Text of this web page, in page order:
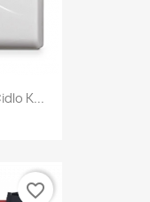
K...
favorite_border